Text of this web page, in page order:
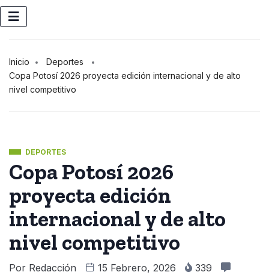
Inicio
Deportes
Copa Potosí 2026 proyecta edición internacional y de alto
nivel competitivo
DEPORTES
Copa Potosí 2026
proyecta edición
internacional y de alto
nivel competitivo
Por Redacción 15 Febrero, 2026
339